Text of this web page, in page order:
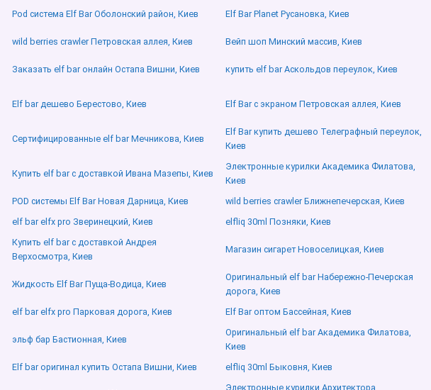
Pod система Elf Bar Оболонский район, Киев Elf Bar Planet Русановка, Киев
wild berries crawler Петровская аллея, Киев Вейп шоп Минский массив, Киев
Заказать elf bar онлайн Остапа Вишни, Киев купить elf bar Аскольдов переулок, Киев
Elf bar дешево Берестово, Киев Elf Bar с экраном Петровская аллея, Киев
Сертифицированные elf bar Мечникова, Киев
Elf Bar купить дешево Телеграфный переулок,
Киев
Купить elf bar с доставкой Ивана Мазепы, Киев
Электронные курилки Академика Филатова,
Киев
POD системы Elf Bar Новая Дарница, Киев wild berries crawler Ближнепечерская, Киев
elf bar elfx pro Зверинецкий, Киев
elfliq 30ml Позняки, Киев
Купить elf bar с доставкой Андрея
Верхосмотра, Киев
Магазин сигарет Новоселицкая, Киев
Жидкость Elf Bar Пуща-Водица, Киев
Оригинальный elf bar Набережно-Печерская
дорога, Киев
elf bar elfx pro Парковая дорога, Киев Elf Bar оптом Бассейная, Киев
эльф бар Бастионная, Киев
Оригинальный elf bar Академика Филатова,
Киев
Elf bar оригинал купить Остапа Вишни, Киев elfliq 30ml Быковня, Киев
Электронные курилки Архитектора